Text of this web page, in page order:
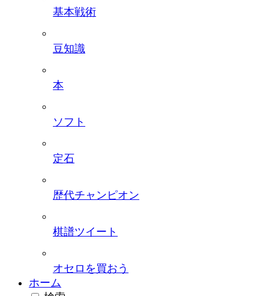
基本戦術
豆知識
本
ソフト
定石
歴代チャンピオン
棋譜ツイート
オセロを買おう
ホーム